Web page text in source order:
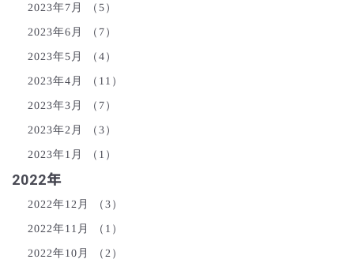
2023年7月 （5）
2023年6月 （7）
2023年5月 （4）
2023年4月 （11）
2023年3月 （7）
2023年2月 （3）
2023年1月 （1）
2022年
2022年12月 （3）
2022年11月 （1）
2022年10月 （2）